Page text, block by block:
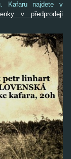
Kafaru najdete v
v předprodeji